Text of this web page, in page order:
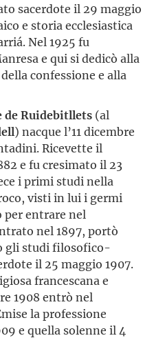
sacerdote il 29 maggio
e storia ecclesiastica
Nel 1925 fu
e qui si dedicò alla
confessione e alla
de Ruidebitllets (al
) nacque l’11 dicembre
Ricevette il
e fu cresimato il 23
i primi studi nella
visti in lui i germi
per entrare nel
nel 1897, portò
gli studi filosofico-
il 25 maggio 1907.
francescana e
1908 entrò nel
la professione
e quella solenne il 4